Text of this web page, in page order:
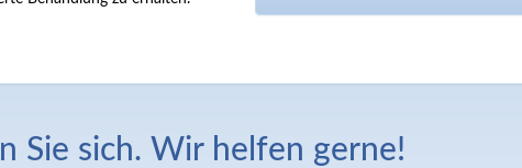
Sie sich. Wir helfen gerne!